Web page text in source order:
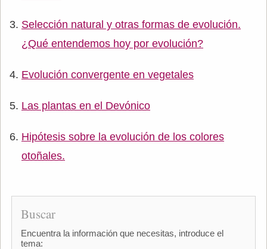
Selección natural y otras formas de evolución.
¿Qué entendemos hoy por evolución?
Evolución convergente en vegetales
Las plantas en el Devónico
Hipótesis sobre la evolución de los colores
otoñales.
Buscar
Encuentra la información que necesitas, introduce el
tema: